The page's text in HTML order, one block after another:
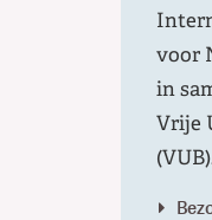
voor
in
Vrije